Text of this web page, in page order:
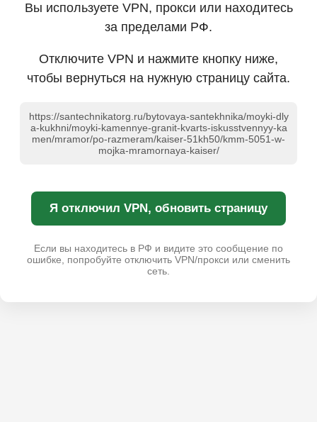
Вы используете VPN, прокси или находитесь
за пределами РФ.
Отключите VPN и нажмите кнопку ниже,
чтобы вернуться на нужную страницу сайта.
https://santechnikatorg.ru/bytovaya-santekhnika/moyki-dly
a-kukhni/moyki-kamennye-granit-kvarts-iskusstvennyy-ka
men/mramor/po-razmeram/kaiser-51kh50/kmm-5051-w-
mojka-mramornaya-kaiser/
Я отключил VPN, обновить страницу
Если вы находитесь в РФ и видите это сообщение по
ошибке, попробуйте отключить VPN/прокси или сменить
сеть.